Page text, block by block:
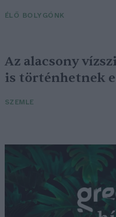
ÉLŐ BOLYGÓNK
Az alacsony
is történhetnek
SZEMLE